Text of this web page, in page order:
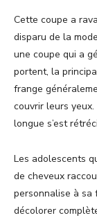
Cette coupe a
disparu de la
une coupe qui a
portent, la
frange
couvrir leurs
longue s’est
Les adolescents
de cheveux
personnalise à sa
décolorer